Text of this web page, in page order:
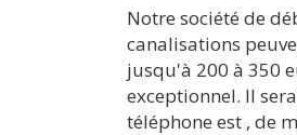
Notre société de
canalisations
jusqu'à 200 à 350
exceptionnel. Il
téléphone est , de